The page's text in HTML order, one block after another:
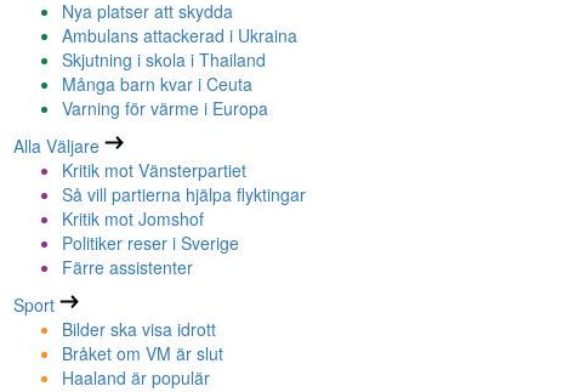
Nya platser att skydda
Ambulans attackerad i Ukraina
Skjutning i skola i Thailand
Många barn kvar i Ceuta
Varning för värme i Europa
Alla Väljare
Kritik mot Vänsterpartiet
Så vill partierna hjälpa flyktingar
Kritik mot Jomshof
Politiker reser i Sverige
Färre assistenter
Sport
Bilder ska visa idrott
Bråket om VM är slut
Haaland är populär